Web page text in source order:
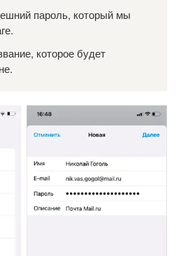
пароль, который мы
которое будет